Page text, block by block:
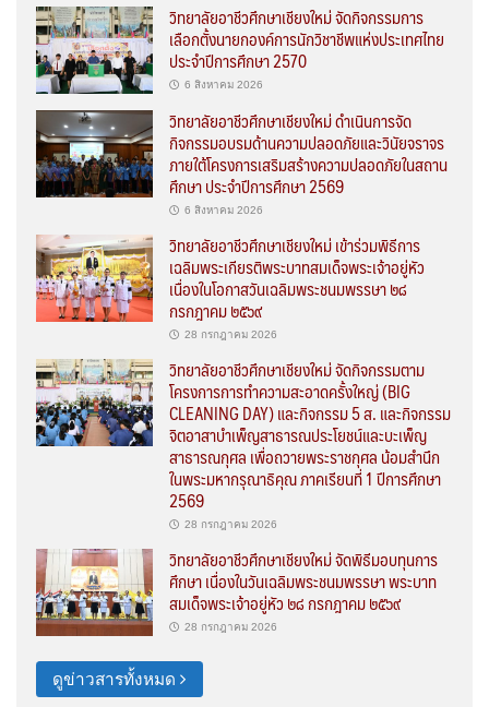
วิทยาลัยอาชีวศึกษาเชียงใหม่ จัดกิจกรรมการ
เลือกตั้งนายกองค์การนักวิชาชีพแห่งประเทศไทย
ประจำปีการศึกษา 2570
6 สิงหาคม 2026
วิทยาลัยอาชีวศึกษาเชียงใหม่ ดำเนินการจัด
กิจกรรมอบรมด้านความปลอดภัยและวินัยจราจร
ภายใต้โครงการเสริมสร้างความปลอดภัยในสถาน
ศึกษา ประจำปีการศึกษา 2569
6 สิงหาคม 2026
วิทยาลัยอาชีวศึกษาเชียงใหม่ เข้าร่วมพิธีการ
เฉลิมพระเกียรติพระบาทสมเด็จพระเจ้าอยู่หัว
เนื่องในโอกาสวันเฉลิมพระชนมพรรษา ๒๘
กรกฎาคม ๒๕๖๙
28 กรกฎาคม 2026
วิทยาลัยอาชีวศึกษาเชียงใหม่ จัดกิจกรรมตาม
โครงการการทำความสะอาดครั้งใหญ่ (BIG
CLEANING DAY) และกิจกรรม 5 ส. และกิจกรรม
จิตอาสาบำเพ็ญสาธารณประโยชน์และบะเพ็ญ
สาธารณกุศล เพื่อถวายพระราชกุศล น้อมสำนึก
ในพระมหากรุณาธิคุณ ภาคเรียนที่ 1 ปีการศึกษา
2569
28 กรกฎาคม 2026
วิทยาลัยอาชีวศึกษาเชียงใหม่ จัดพิธีมอบทุนการ
ศึกษา เนื่องในวันเฉลิมพระชนมพรรษา พระบาท
สมเด็จพระเจ้าอยู่หัว ๒๘ กรกฎาคม ๒๕๖๙
28 กรกฎาคม 2026
ดูข่าวสารทั้งหมด